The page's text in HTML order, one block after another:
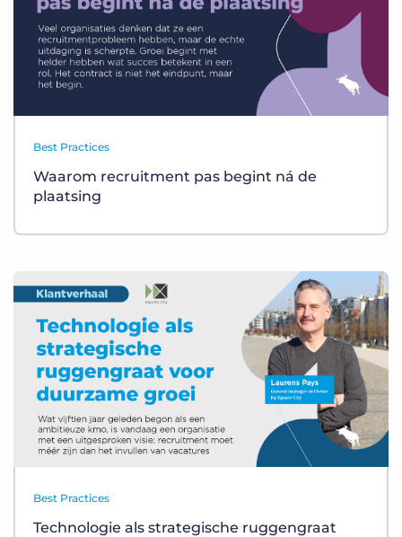
Best Practices
Waarom recruitment pas begint ná de
plaatsing
Best Practices
Technologie als strategische ruggengraat